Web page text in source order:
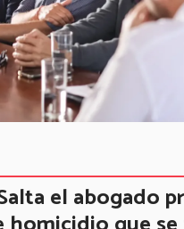
el abogado